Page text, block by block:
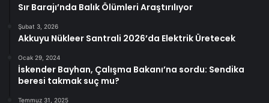
Sır Barajı’nda Balık Ölümleri Araştırılıyor
Şubat 3, 2026
Akkuyu Nükleer Santrali 2026’da Elektrik Üretecek
Ocak 29, 2024
İskender Bayhan, Çalışma Bakanı’na sordu: Sendika
beresi takmak suç mu?
Temmuz 31, 2025